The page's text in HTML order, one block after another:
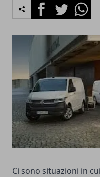
FacebookTwitter
Ci sono situazioni in